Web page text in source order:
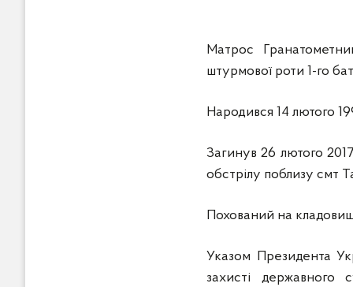
Матрос
штурмової роти 1-го
Народився 14 лютого
Загинув 26 лютого
обстрілу поблизу смт
Похований на
Указом Президента
захисті державного